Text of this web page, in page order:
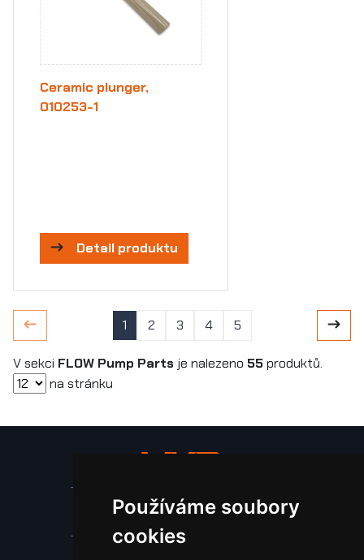
Používáme soubory
cookies
Ceramic plunger,
010253-1
Detail produktu
1 2 3 4 5
V sekci FLOW Pump Parts je nalezeno 55produktů.
na stránku
Stroje a zařízení